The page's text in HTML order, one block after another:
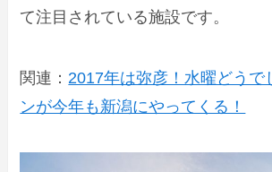
て注目されている施設です。
関連： 2017年は弥彦！水曜どうで
ンが今年も新潟にやってくる！